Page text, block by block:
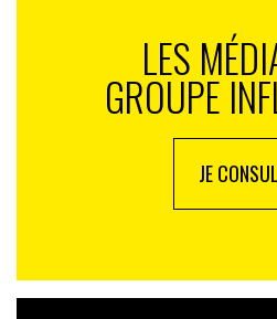
LES
GROUPE
JE